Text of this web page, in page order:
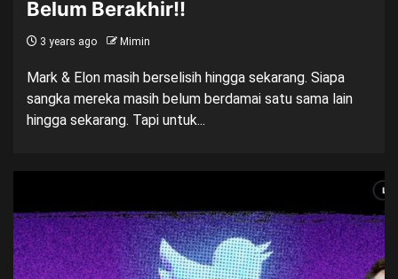
Belum Berakhir!!
3 years ago Mimin
Mark & Elon masih berselisih hingga sekarang. Siapa
sangka mereka masih belum berdamai satu sama lain
hingga sekarang. Tapi untuk...